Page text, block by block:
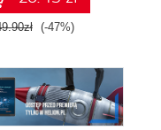
(-47%)